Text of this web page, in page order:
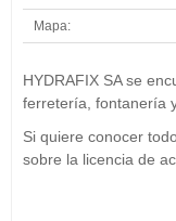
Mapa:
HYDRAFIX SA se
ferretería, fontanería
Si quiere conocer
sobre la licencia de